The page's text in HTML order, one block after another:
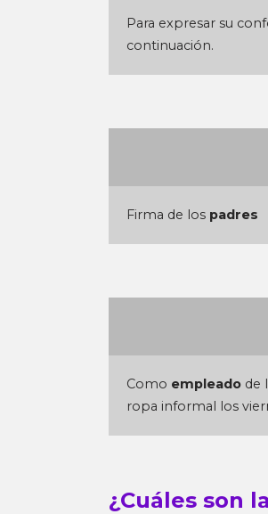
Para expresar su
continuación.
Firma de los padres
Como empleado de
ropa informal los
¿Cuáles son